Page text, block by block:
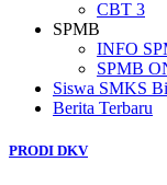
CBT 3
SPMB
INFO
SPMB
Siswa SMKS
Berita Terbaru
PRODI DKV